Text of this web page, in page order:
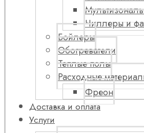
Чиллеры и
Бойлеры
Обогреватели
Теплые полы
Расходные
Фреон
Доставка и оплата
Услуги